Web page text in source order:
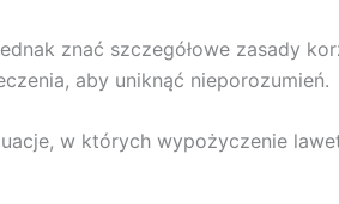
znać szczegółowe zasady
aby uniknąć nieporozumień.
w których wypożyczenie